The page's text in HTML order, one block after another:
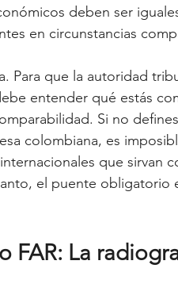
deben ser
en circunstancias
Para que la autoridad
entender qué estás
Si no
colombiana, es
que sirvan
el puente obligatorio
FAR: La